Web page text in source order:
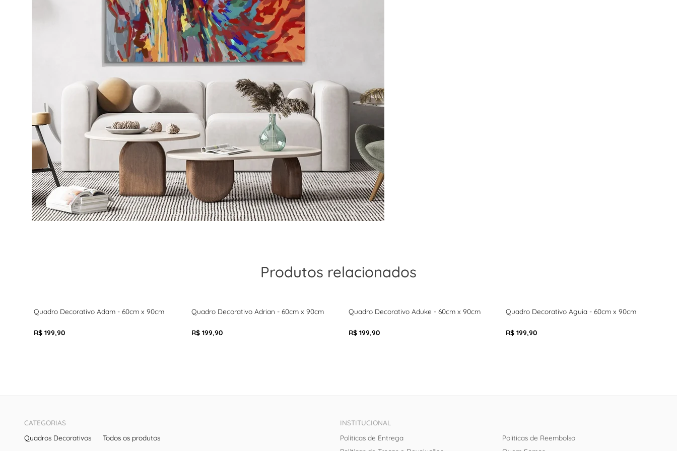
Produtos relacionados
Quadro Decorativo Adam - 60cm x 90cm
R$ 199,90
Quadro Decorativo Adrian - 60cm x 90cm
R$ 199,90
Quadro Decorativo Aduke - 60cm x 90cm
R$ 199,90
Quadro Decorativo Aguia - 60cm x 90cm
R$ 199,90
CATEGORIAS
Quadros Decorativos
Todos os produtos
INSTITUCIONAL
Políticas de Entrega
Políticas de Reembolso